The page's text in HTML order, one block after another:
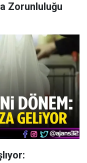
Zorunluluğu